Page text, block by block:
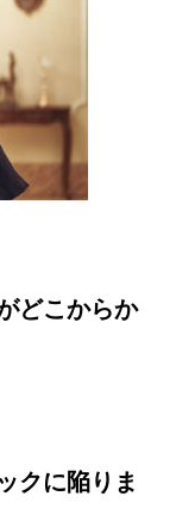
どこからか
クに陥りま